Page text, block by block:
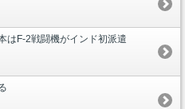
はF-2戦闘機がインド初派遣